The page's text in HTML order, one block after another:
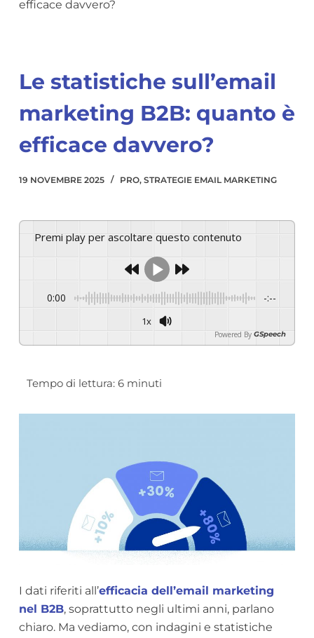
efficace davvero?
Le statistiche sull’email
marketing B2B: quanto è
efficace davvero?
19 NOVEMBRE 2025 PRO, STRATEGIE EMAIL MARKETING
Premi play per ascoltare questo contenuto
0:00 -:--
1x
Powered By GSpeech
I dati riferiti all’efficacia dell’email marketing
nel B2B, soprattutto negli ultimi anni, parlano
chiaro. Ma vediamo, con indagini e statistiche